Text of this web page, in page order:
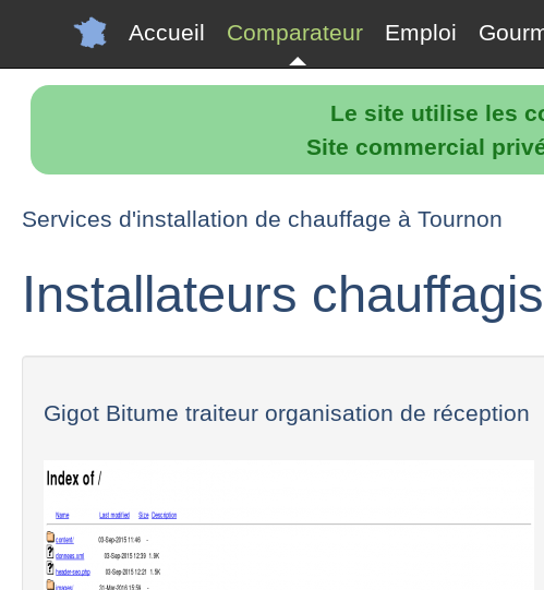
Le site utilise les
Site commercial
Accueil Comparateur Emploi
Services d'installation de chauffage à Tournon
Installateurs
Gigot Bitume traiteur organisation de réception